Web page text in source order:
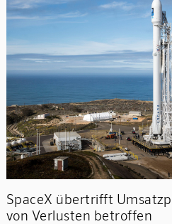
SpaceX übertrifft
von Verlusten betroffen